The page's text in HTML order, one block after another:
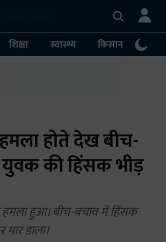
शिक्षा स्वास्थ्य किसान
होते देख बीच-
की हिंसक भीड़
हुआ। बीच-बचाव में हिंसक
डाला।